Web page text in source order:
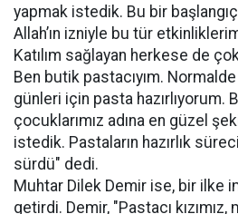
yapmak istedik. Bu bir
Allah’ın izniyle bu tür
Katılım sağlayan herkese de
Ben butik pastacıyım.
günleri için pasta hazırlıyorum.
çocuklarımız adına en güzel
istedik. Pastaların hazırlık
sürdü" dedi.
Muhtar Dilek Demir ise, bir ilke
getirdi. Demir, "Pastacı